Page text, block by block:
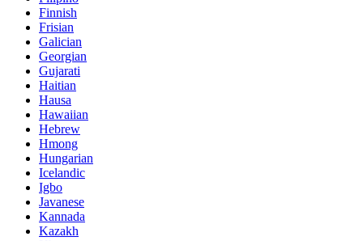
Finnish
Frisian
Galician
Georgian
Gujarati
Haitian
Hausa
Hawaiian
Hebrew
Hmong
Hungarian
Icelandic
Igbo
Javanese
Kannada
Kazakh